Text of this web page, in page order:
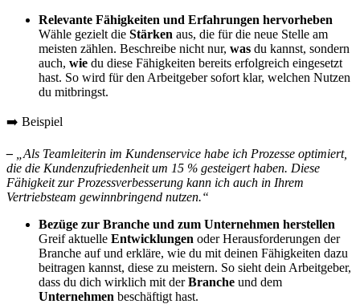
Relevante Fähigkeiten und Erfahrungen hervorheben
Wähle gezielt die Stärken aus, die für die neue Stelle am
meisten zählen. Beschreibe nicht nur, was du kannst, sondern
auch, wie du diese Fähigkeiten bereits erfolgreich eingesetzt
hast. So wird für den Arbeitgeber sofort klar, welchen Nutzen
du mitbringst.
➡️ Beispiel
–
„Als Teamleiterin im Kundenservice habe ich Prozesse optimiert,
die die Kundenzufriedenheit um 15 % gesteigert haben. Diese
Fähigkeit zur Prozessverbesserung kann ich auch in Ihrem
Vertriebsteam gewinnbringend nutzen.“
Bezüge zur Branche und zum Unternehmen herstellen
Greif aktuelle Entwicklungen oder Herausforderungen der
Branche auf und erkläre, wie du mit deinen Fähigkeiten dazu
beitragen kannst, diese zu meistern. So sieht dein Arbeitgeber,
dass du dich wirklich mit derBranche und dem
Unternehmen beschäftigt hast.